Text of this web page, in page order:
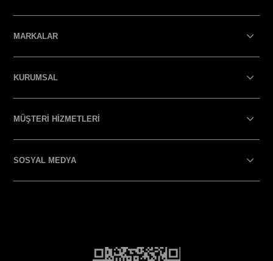
MARKALAR
KURUMSAL
MÜŞTERİ HİZMETLERİ
SOSYAL MEDYA